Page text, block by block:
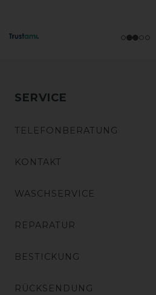
SERVICE
TELEFONBERATUNG
KONTAKT
WASCHSERVICE
REPARATUR
BESTICKUNG
RÜCKSENDUNG